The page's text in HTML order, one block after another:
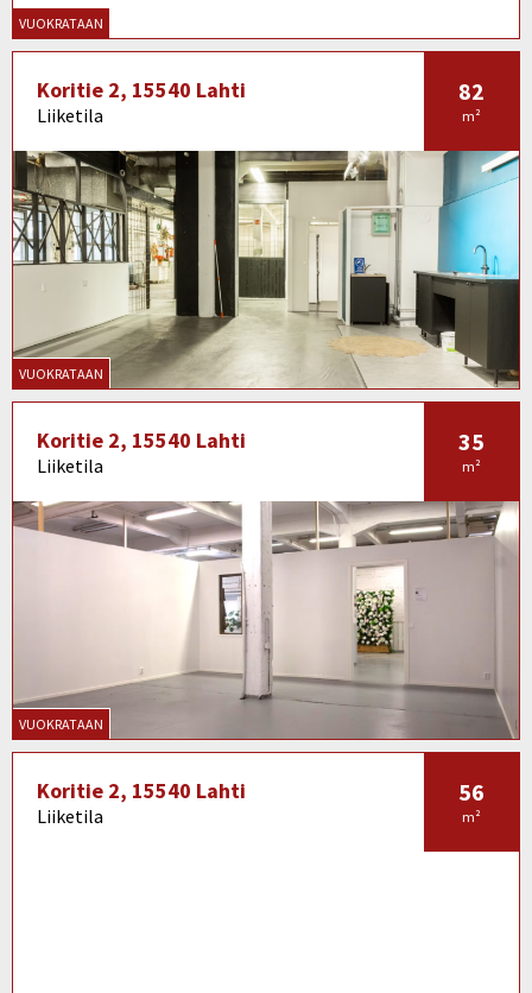
VUOKRATAAN
Koritie 2, 15540 Lahti
Liiketila
82
m²
VUOKRATAAN
Koritie 2, 15540 Lahti
Liiketila
35
m²
VUOKRATAAN
Koritie 2, 15540 Lahti
Liiketila
56
m²